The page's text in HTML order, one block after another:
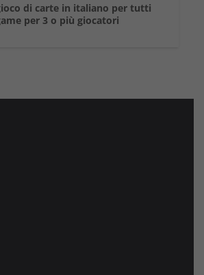
di carte in italiano per tutti
per 3 o più giocatori